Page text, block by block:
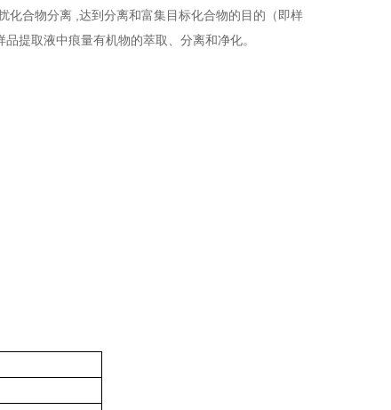
化合物分离 ,达到分离和富集目标化合物的目的（即样
提取液中痕量有机物的萃取、分离和净化。